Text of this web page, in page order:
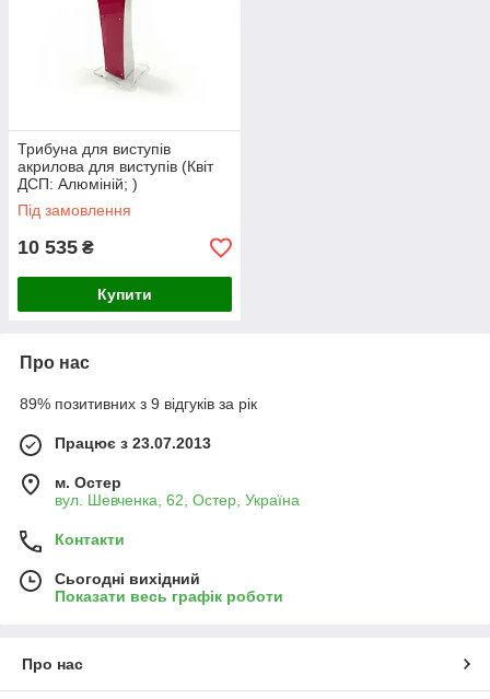
Трибуна для виступів
акрилова для виступів (Квіт
ДСП: Алюміній; )
Під замовлення
10 535 ₴
Купити
Про нас
89% позитивних з 9 відгуків за рік
Працює з 23.07.2013
м. Остер
вул. Шевченка, 62, Остер, Україна
Контакти
Сьогодні вихідний
Показати весь графік роботи
Про нас